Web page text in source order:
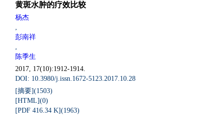
黄斑水肿的疗效比较
杨杰
,
彭南祥
,
陈季生
2017, 17(10):1912-1914.
DOI: 10.3980/j.issn.1672-5123.2017.10.28
[摘要](1503)
[HTML](0)
[PDF 416.34 K](1963)